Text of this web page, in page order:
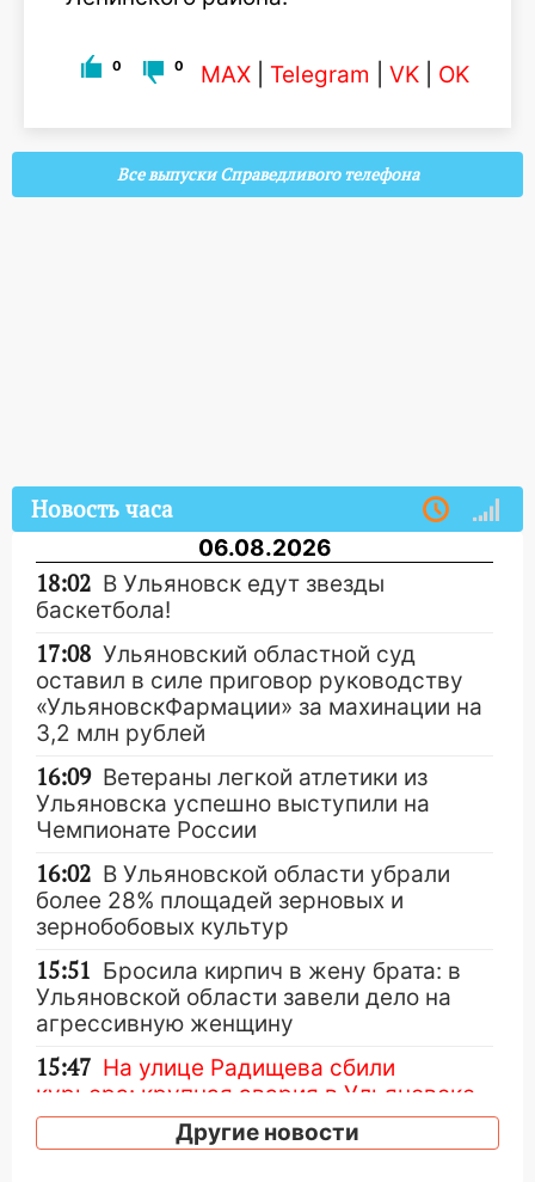
0 0 MAX Telegram VK OK
Все выпуски Справедливого телефона
Новость часа
06.08.2026
18:02 В Ульяновск едут звезды
баскетбола!
17:08 Ульяновский областной суд
оставил в силе приговор руководству
«УльяновскФармации» за махинации на
3,2 млн рублей
16:09 Ветераны легкой атлетики из
Ульяновска успешно выступили на
Чемпионате России
16:02 В Ульяновской области убрали
более 28% площадей зерновых и
зернобобовых культур
15:51 Бросила кирпич в жену брата: в
Ульяновской области завели дело на
агрессивную женщину
15:47 На улице Радищева сбили
курьера: крупная авария в Ульяновске
15:15
Проводил до квартиры и ограбил:
Другие новости